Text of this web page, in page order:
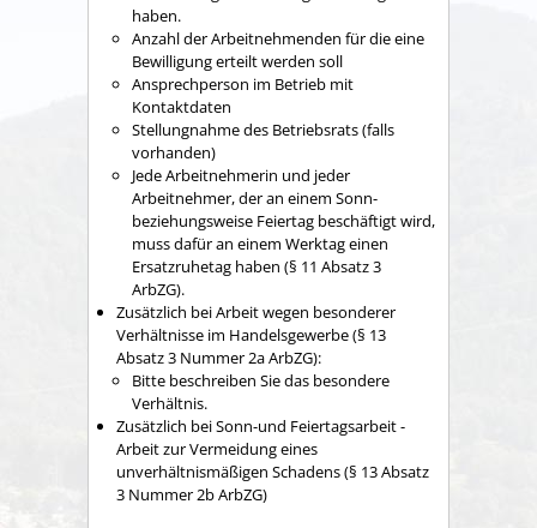
haben.
Anzahl der Arbeitnehmenden für die eine
Bewilligung erteilt werden soll
Ansprechperson im Betrieb mit
Kontaktdaten
Stellungnahme des Betriebsrats (falls
vorhanden)
Jede Arbeitnehmerin und jeder
Arbeitnehmer, der an einem Sonn-
beziehungsweise Feiertag beschäftigt wird,
muss dafür an einem Werktag einen
Ersatzruhetag haben (§ 11 Absatz 3
ArbZG).
Zusätzlich beiArbeit wegen besonderer
Verhältnisse im Handelsgewerbe (§ 13
Absatz3 Nummer 2a ArbZG):
Bitte beschreiben Sie das besondere
Verhältnis.
Zusätzlich bei Sonn-und Feiertagsarbeit -
Arbeit zur Vermeidung eines
unverhältnismäßigen Schadens (§ 13 Absatz
3 Nummer 2b ArbZG)